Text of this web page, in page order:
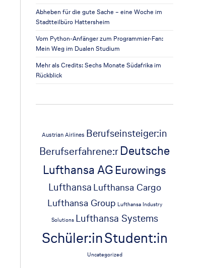
Abheben für die gute Sache – eine Woche im
Stadtteilbüro Hattersheim
Vom Python-Anfänger zum Programmier-Fan:
Mein Weg im Dualen Studium
Mehr als Credits: Sechs Monate Südafrika im
Rückblick
Austrian Airlines Berufseinsteiger:in
Berufserfahrene:rDeutsche
Lufthansa AG Eurowings
LufthansaLufthansa Cargo
Lufthansa Group Lufthansa Industry
Solutions Lufthansa Systems
Schüler:inStudent:in
Uncategorized